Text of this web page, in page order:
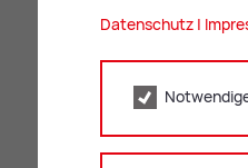
Datenschutz|